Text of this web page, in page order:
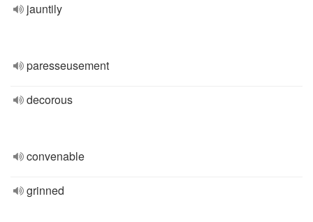
jauntily
paresseusement
decorous
convenable
grinned